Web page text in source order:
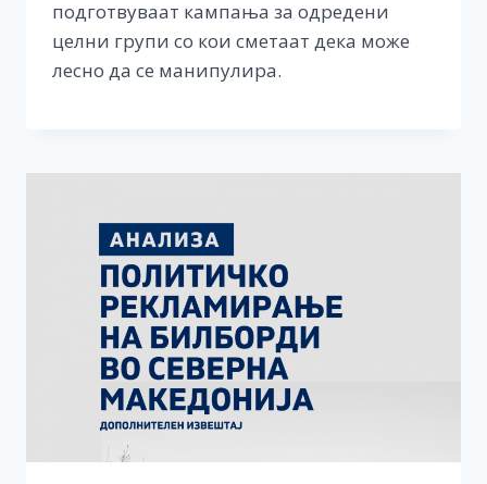
подготвуваат кампања за одредени
целни групи со кои сметаат дека може
лесно да се манипулира.